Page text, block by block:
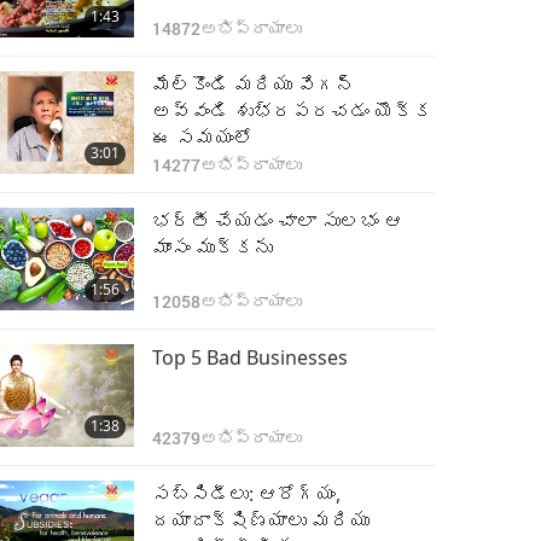
1:43
14872అభిప్రాయాలు
3:01
మేల్కొండి మరియు వేగన్
అవ్వండి శుభ్రపరచడం యొక్క
ఈ సమయంలో
14277అభిప్రాయాలు
1:56
భర్తీ చేయడం చాలా సులభం ఆ
మాంసం ముక్కను
12058అభిప్రాయాలు
1:38
Top 5 Bad Businesses
42379అభిప్రాయాలు
సబ్సిడీలు: ఆరోగ్యం,
దయాదాక్షిణ్యాలు మరియు